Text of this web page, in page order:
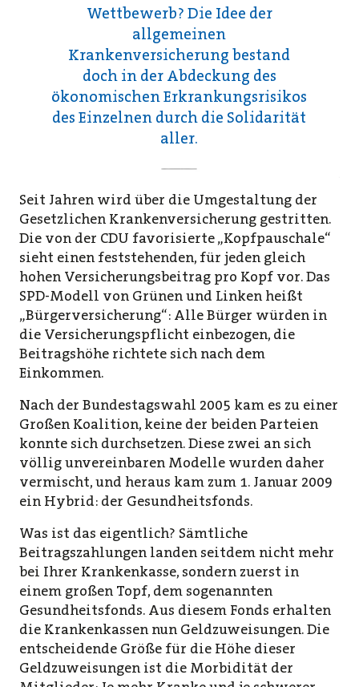
Wettbewerb? Die Idee der
allgemeinen
Krankenversicherung bestand
doch in der Abdeckung des
ökonomischen Erkrankungsrisikos
des Einzelnen durch die Solidarität
aller.
Seit Jahren wird über die Umgestaltung der
Gesetzlichen Krankenversicherung gestritten.
Die von der CDU favorisierte „Kopfpauschale“
sieht einen feststehenden, für jeden gleich
hohen Versicherungsbeitrag pro Kopf vor. Das
SPD-Modell von Grünen und Linken heißt
„Bürgerversicherung“: Alle Bürger würden in
die Versicherungspflicht einbezogen, die
Beitragshöhe richtete sich nach dem
Einkommen.
Nach der Bundestagswahl 2005 kam es zu einer
Großen Koalition, keine der beiden Parteien
konnte sich durchsetzen. Diese zwei an sich
völlig unvereinbaren Modelle wurden daher
vermischt, und heraus kam zum 1. Januar 2009
ein Hybrid: der Gesundheitsfonds.
Was ist das eigentlich? Sämtliche
Beitragszahlungen landen seitdem nicht mehr
bei Ihrer Krankenkasse, sondern zuerst in
einem großen Topf, dem sogenannten
Gesundheitsfonds. Aus diesem Fonds erhalten
die Krankenkassen nun Geldzuweisungen. Die
entscheidende Größe für die Höhe dieser
Geldzuweisungen ist die Morbidität der